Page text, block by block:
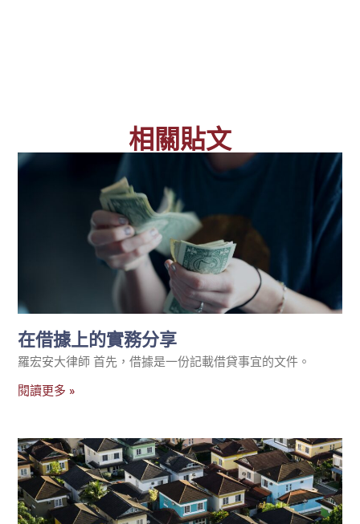
相關貼文
在借據上的實務分享
羅宏安大律師 首先，借據是一份記載借貸事宜的文件。
閱讀更多 »